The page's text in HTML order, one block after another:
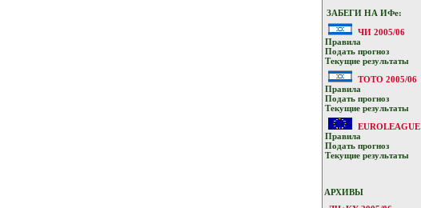
ЗАБЕГИ НА ИФе:
ЧИ 2005/06
Прaвилa
Подать прoгнoз
Текущие результaты
ТОТО 2005/06
Прaвилa
Подать прoгнoз
Текущие результaты
EUROLEAGUE
Прaвилa
Подать прoгнoз
Текущие результaты
АРХИВЫ